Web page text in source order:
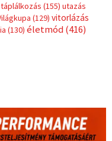
táplálkozás (155) utazás
(129) vitorlázás
(130) életmód(416)